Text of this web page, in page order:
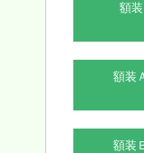
額
額装
額装